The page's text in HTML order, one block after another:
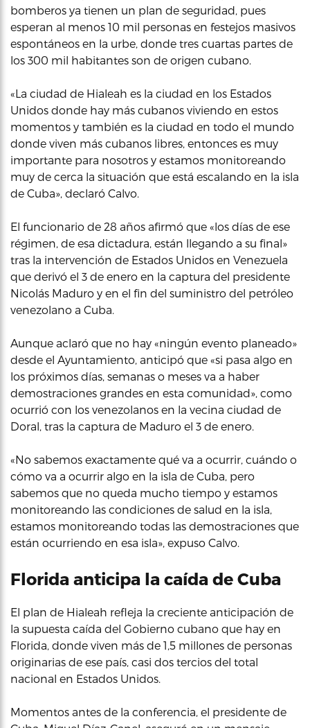
bomberos ya tienen un plan de seguridad, pues
esperan al menos 10 mil personas en festejos masivos
espontáneos en la urbe, donde tres cuartas partes de
los 300 mil habitantes son de origen cubano.
«La ciudad de Hialeah es la ciudad en los Estados
Unidos donde hay más cubanos viviendo en estos
momentos y también es la ciudad en todo el mundo
donde viven más cubanos libres, entonces es muy
importante para nosotros y estamos monitoreando
muy de cerca la situación que está escalando en la isla
de Cuba», declaró Calvo.
El funcionario de 28 años afirmó que «los días de ese
régimen, de esa dictadura, están llegando a su final»
tras la intervención de Estados Unidos en Venezuela
que derivó el 3 de enero en la captura del presidente
Nicolás Maduro y en el fin del suministro del petróleo
venezolano a Cuba.
Aunque aclaró que no hay «ningún evento planeado»
desde el Ayuntamiento, anticipó que «si pasa algo en
los próximos días, semanas o meses va a haber
demostraciones grandes en esta comunidad», como
ocurrió con los venezolanos en la vecina ciudad de
Doral, tras la captura de Maduro el 3 de enero.
«No sabemos exactamente qué va a ocurrir, cuándo o
cómo va a ocurrir algo en la isla de Cuba, pero
sabemos que no queda mucho tiempo y estamos
monitoreando las condiciones de salud en la isla,
estamos monitoreando todas las demostraciones que
están ocurriendo en esa isla», expuso Calvo.
Florida anticipa la caída de Cuba
El plan de Hialeah refleja la creciente anticipación de
la supuesta caída del Gobierno cubano que hay en
Florida, donde viven más de 1,5 millones de personas
originarias de ese país, casi dos tercios del total
nacional en Estados Unidos.
Momentos antes de la conferencia, el presidente de